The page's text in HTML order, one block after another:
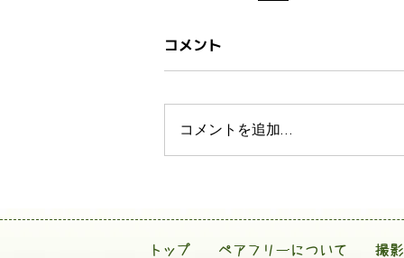
コメント
コメントを追加…
トップ ペアフリーについて 撮